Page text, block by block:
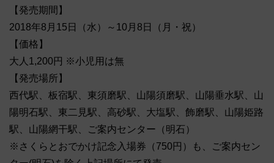
【発売期間】
2018年8月15日（水）～10月8日（月・祝）
【価格】
大人1,200円 ※小児用は無
【発売場所】
西代駅、板宿駅、東須磨駅、山陽須磨駅、山陽垂水駅、山
陽明石駅、東二見駅、高砂駅、大塩駅、飾磨駅、山陽姫路
駅、山陽網干駅、ご案内センター（明石）
※さくらとおでかけ記念入場券（750円）も、ご案内セン